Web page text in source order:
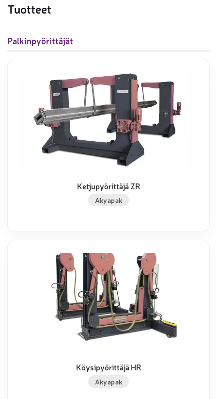
Tuotteet
Palkinpyörittäjät
Ketjupyörittäjä ZR
Akyapak
Köysipyörittäjä HR
Akyapak